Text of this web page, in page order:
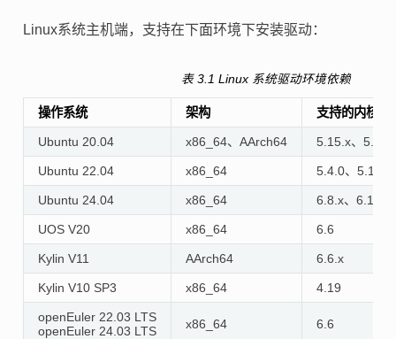
Linux系统主机端，支持在下面环境下安装驱动：
表 3.1Linux 系统驱动环境依赖
操作系统 架构 支持的内核版
Ubuntu 20.04 x86_64、AArch64 5.15.x、
Ubuntu 22.04 x86_64 5.4.0、
Ubuntu 24.04 x86_64 6.8.x、6.17.0
UOS V20 x86_64 6.6
Kylin V11 AArch64 6.6.x
Kylin V10 SP3 x86_64 4.19
openEuler 22.03 LTS
openEuler 24.03 LTS
x86_64 6.6